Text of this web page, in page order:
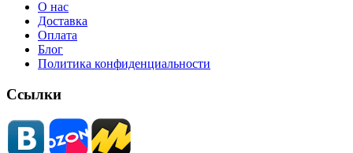
О нас
Доставка
Оплата
Блог
Политика конфиденциальности
Ссылки